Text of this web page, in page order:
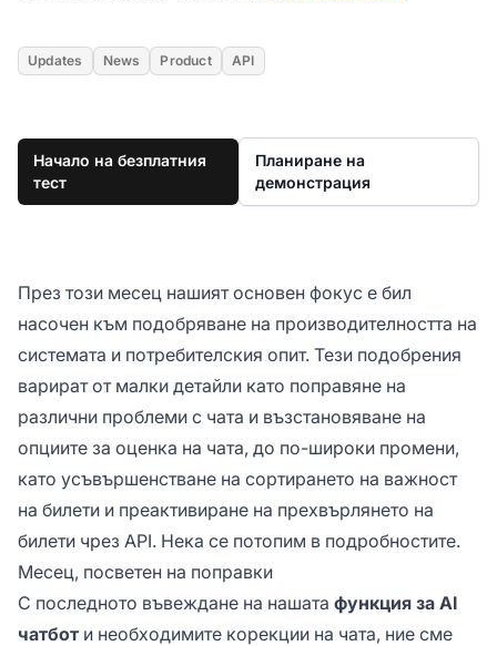
Updates News Product API
Начало на безплатния
тест
Планиране на
демонстрация
През този месец нашият основен фокус е бил
насочен към подобряване на производителността на
системата и потребителския опит. Тези подобрения
варират от малки детайли като поправяне на
различни проблеми с чата и възстановяване на
опциите за оценка на чата, до по-широки промени,
като усъвършенстване на сортирането на важност
на билети и преактивиране на прехвърлянето на
билети чрез API. Нека се потопим в подробностите.
Месец, посветен на поправки
С последното въвеждане на нашата функция за AI
чатбот и необходимите корекции на чата, ние сме